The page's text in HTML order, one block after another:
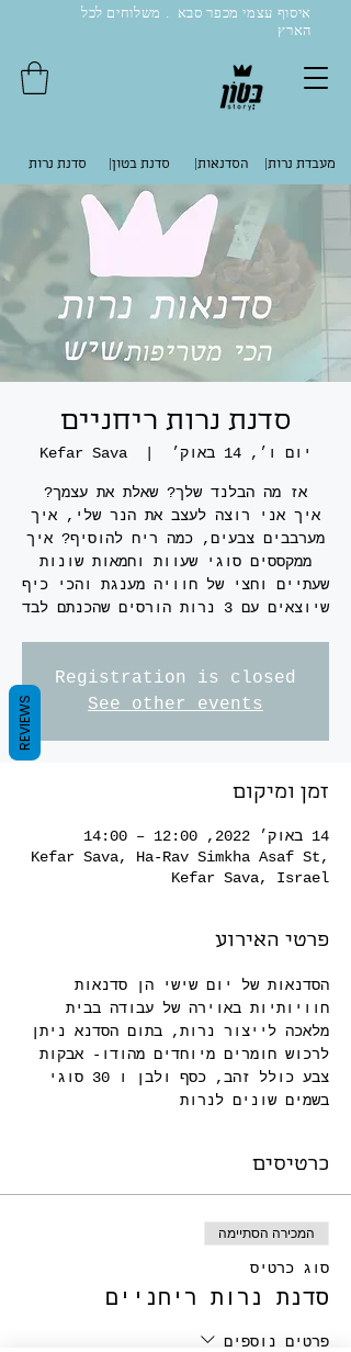
הארץ
|הסדנאות |סדנת בטון סדנת נרות |מעבדת נרות
סדנת נרות ריחניים
יום ו׳, 14 באוק׳ Kefar Sava
איך אני רוצה לעצב את הנר שלי, איך
מערבבים צבעים, כמה ריח להוסיף? איך
שעתיים וחצי של חוויה מענגת והכי כיף
שיוצאים עם 3 נרות הורסים שהכנתם לבד
Registration is closed
See other events
זמן ומיקום
14 באוק׳ 2022, 12:00 – 14:00
Kefar Sava, Ha-Rav Simkha Asaf St,
Kefar Sava, Israel
פרטי האירוע
הסדנאות של יום שישי הן סדנאות
חוויותיות באוירה של עבודה בבית
מלאכה לייצור נרות, בתום הסדנא ניתן
לרכוש חומרים מיוחדים מהודו- אבקות
צבע כולל זהב, כסף ולבן ו 30 סוגי
בשמים שונים לנרות
כרטיסים
המכירה הסתיימה
סוג כרטיס
סדנת נרות ריחניים
פרטים נוספים
REVIEWS